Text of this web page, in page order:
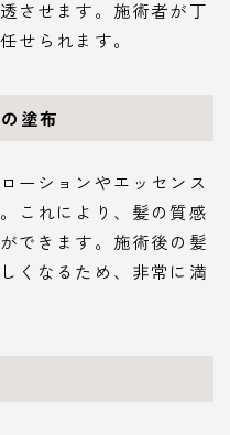
させます。施術者が丁
せられます。
塗布
ーションやエッセンス
これにより、髪の質感
できます。施術後の髪
くなるため、非常に満